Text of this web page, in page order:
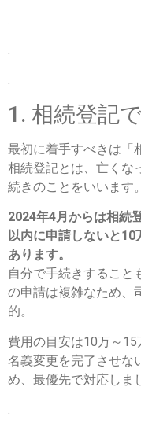
.
.
1. 相続登記
最初に着手すべきは「
相続登記とは、亡くな
続きのことをいいます。
2024年4月からは相続
以内に申請しないと
あります。
自分で手続きすること
の申請は複雑なため、
的。
費用の目安は10万～15
名義変更を完了させな
め、最優先で対応しま
.